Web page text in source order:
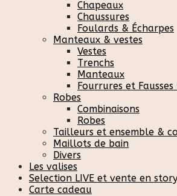
Chapeaux
Chaussures
Foulards & Écharpes
Manteaux & vestes
Vestes
Trenchs
Manteaux
Fourrures et
Robes
Combinaisons
Robes
Tailleurs et ensemble &
Maillots de bain
Divers
Les valises
Selection LIVE et vente en story
Carte cadeau